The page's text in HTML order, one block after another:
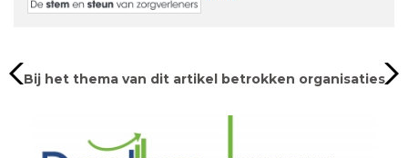
Bij het thema van dit artikel betrokken organisaties